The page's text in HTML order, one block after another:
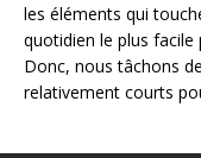
les éléments qui
quotidien le plus facile
Donc, nous tâchons
relativement courts